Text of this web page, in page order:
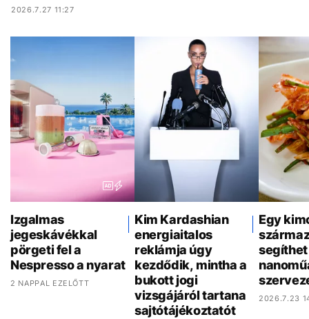
2026.7.27 11:27
Izgalmas
jegeskávékkal
pörgeti fel a
Nespresso a nyarat
2 NAPPAL EZELŐTT
Kim Kardashian
energiaitalos
reklámja úgy
kezdődik, mintha a
bukott jogi
vizsgájáról tartana
sajtótájékoztatót
Egy
2026.7.23